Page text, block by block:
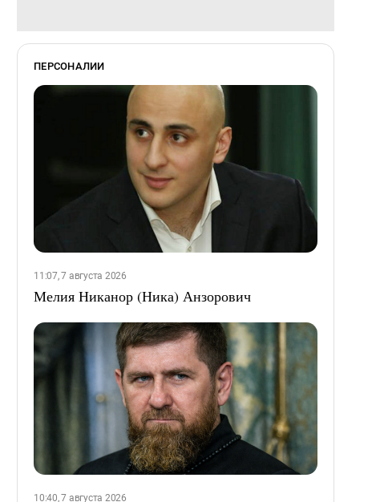
ПЕРСОНАЛИИ
11:07, 7 августа 2026
Мелия Никанор (Ника) Анзорович
10:40, 7 августа 2026